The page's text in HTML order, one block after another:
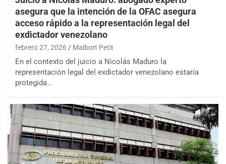
asegura que la intención de la OFAC asegura
acceso rápido a la representación legal del
exdictador venezolano
febrero 27, 2026 Maibort Petit
En el contexto del juicio a Nicolás Maduro la
representación legal del exdictador venezolano estaría
protegida…